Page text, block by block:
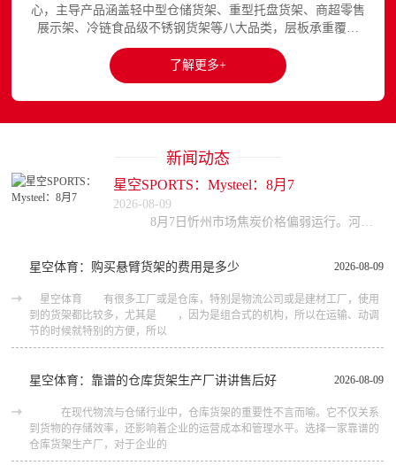
心，主导产品涵盖轻中型仓储货架、重型托盘货架、商超零售
展示架、冷链食品级不锈钢货架等八大品类，层板承重覆盖
150至3000kg，产品出口欧美、东南亚、中东等区域市场，已
与国内外超过300家企业建立长期合作关系。星空平台官网提
供完整的产品展示与在线咨询服务...
了解更多+
新闻动态
星空SPORTS：Mysteel：8月7
2026-08-09
2026-08-09
星空体育：购买悬臂货架的费用是多少
星空体育 有很多工厂或是仓库，特别是物流公司或是建材工厂，使用
到的货架都比较多，尤其是 ，因为是组合式的机构，所以在运输、动调
节的时候就特别的方便，所以
2026-08-09
星空体育：靠谱的仓库货架生产厂讲讲售后好
在现代物流与仓储行业中，仓库货架的重要性不言而喻。它不仅关系
到货物的存储效率，还影响着企业的运营成本和管理水平。选择一家靠谱的
仓库货架生产厂，对于企业的